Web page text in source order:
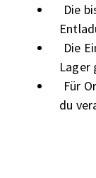
Die
Die
Lager
Für
du